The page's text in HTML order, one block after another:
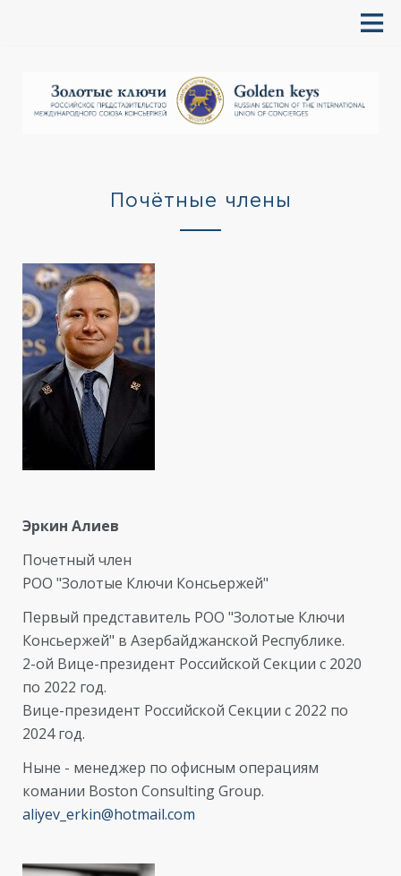
Почётные члены
Эркин Алиев
Почетный член
РОО "Золотые Ключи Консьержей"
Первый представитель РОО "Золотые Ключи
Консьержей" в Азербайджанской Республике.
2-ой Вице-президент Российской Секции с 2020
по 2022 год.
Вице-президент Российской Секции с 2022 по
2024 год.
Ныне - менеджер по офисным операциям
комании Boston Consulting Group.
aliyev_erkin@hotmail.com